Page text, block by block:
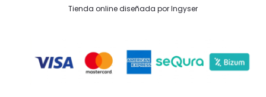
Tienda online diseñada por Ingyser